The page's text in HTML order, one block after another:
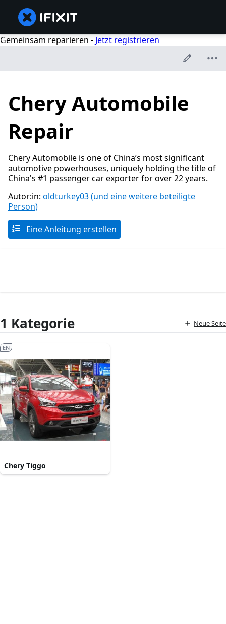
Gemeinsam reparieren - Jetzt registrieren
Chery Automobile
Repair
Chery Automobile is one of China’s most significant
automotive powerhouses, uniquely holding the title of
China's #1 passenger car exporter for over 22 years.
Autor:in: oldturkey03(und eine weitere beteiligte
Person)
Eine Anleitung erstellen
1 Kategorie Neue Seite
Chery Tiggo
EN